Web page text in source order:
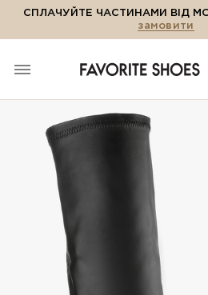
СПЛАЧУЙТЕ ЧАСТИНАМИ ВІД
замовити